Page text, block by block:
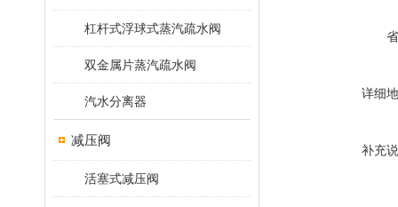
杠杆式浮球式蒸汽疏水阀
双金属片蒸汽疏水阀
汽水分离器
减压阀
活塞式减压阀
详细
补充